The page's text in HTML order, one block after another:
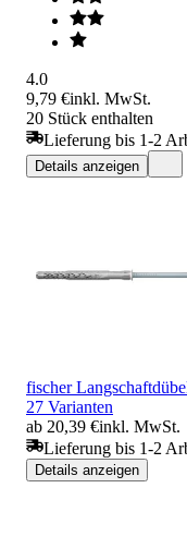
4.0
9,79 €inkl. MwSt.
20 Stück enthalten
Lieferung bis 1-2
Details anzeigen
fischer
27 Varianten
ab 20,39 €inkl. MwSt.
Lieferung bis 1-2
Details anzeigen